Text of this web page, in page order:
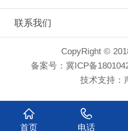
联系我们
CopyRight ©
备案号： 冀ICP备
技术支持：
首页 电话